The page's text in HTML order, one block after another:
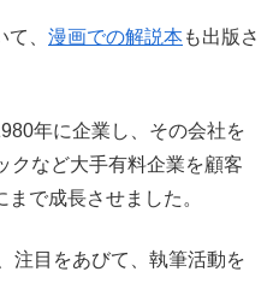
、 漫画での解説本も出版さ
年に企業し、その会社を
クなど大手有料企業を顧客
で成長させました。
注目をあびて、執筆活動を